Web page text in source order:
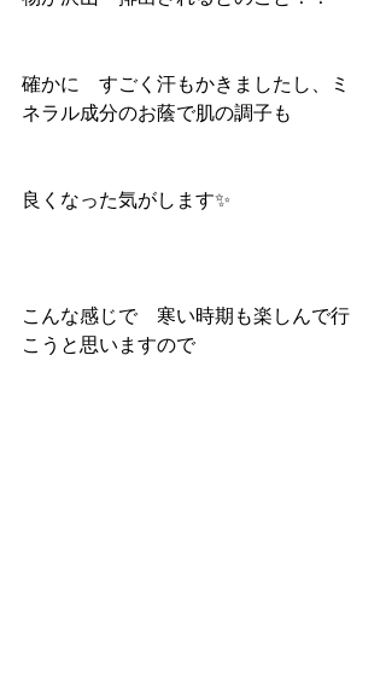
確かに　すごく汗もかきましたし、ミ
ネラル成分のお蔭で肌の調子も
良くなった気がします✨
こんな感じで　寒い時期も楽しんで行
こうと思いますので